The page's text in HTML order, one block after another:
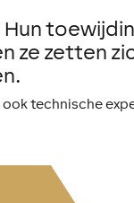
ze zetten
technische